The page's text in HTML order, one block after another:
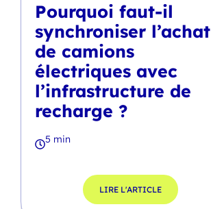
Pourquoi faut-il
synchroniser l’achat
de camions
électriques avec
l’infrastructure de
recharge ?
5 min
LIRE L'ARTICLE